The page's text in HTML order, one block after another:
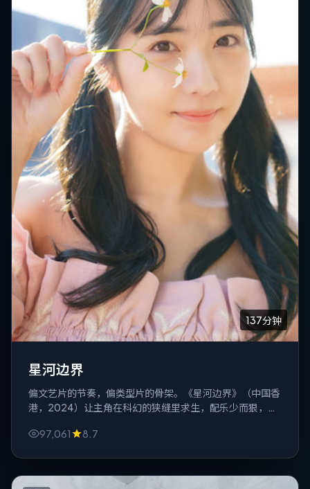
137分钟
星河边界
偏文艺片的节奏，偏类型片的骨架。《星河边界》（中国香
港，2024）让主角在科幻的狭缝里求生，配乐少而狠，像
97,061
8.7